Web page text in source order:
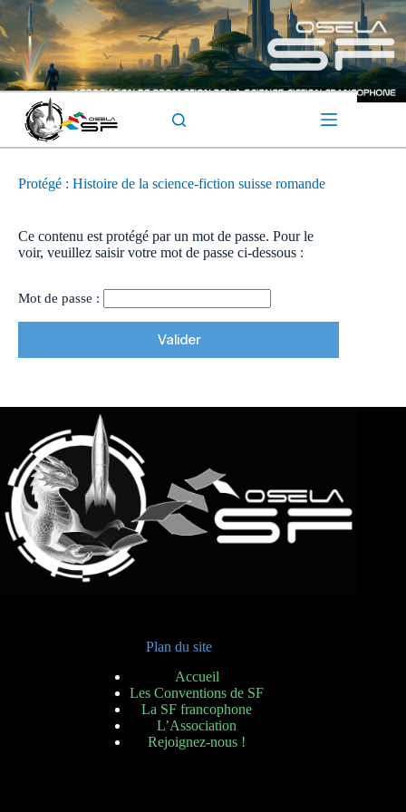
Passer
au
contenu
Protégé : Histoire de la science-fiction suisse romande
Ce contenu est protégé par un mot de passe. Pour le
voir, veuillez saisir votre mot de passe ci-dessous :
Mot de passe :
Plan du site
Accueil
Les Conventions de SF
La SF francophone
L’Association
Rejoignez-nous !